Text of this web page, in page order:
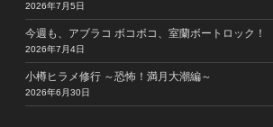
2026年7月5日
今週も、アブラコ ボコボコ、室蘭ボートロック！
2026年7月4日
小樽ヒラメ修行 ～恐怖！満月大潮編～
2026年6月30日